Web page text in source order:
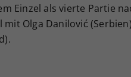
Einzel als vierte Partie
Olga Danilović